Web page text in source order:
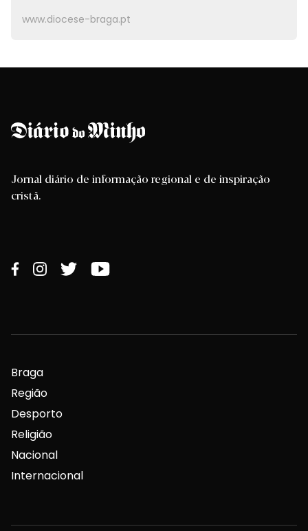
www.diocese-braga.pt
Jornal diário de informação regional e de inspiração
cristã.
Braga
Região
Desporto
Religião
Nacional
Internacional